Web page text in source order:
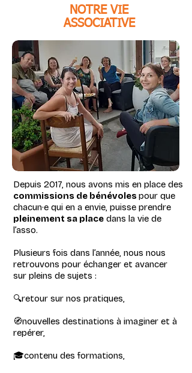
NOTRE VIE
ASSOCIATIVE
Depuis 2017, nous avons mis en place des
commissions de bénévolespour que
chacun·e qui en a envie, puisse prendre
pleinement sa place dans la vie de
l’asso.
Plusieurs fois dans l’année, nous nous
retrouvons pour échanger et avancer
sur pleins de sujets :
🔍retour sur nos pratiques,
🧭nouvelles destinations à imaginer et à
repérer,
🎓contenu des formations,